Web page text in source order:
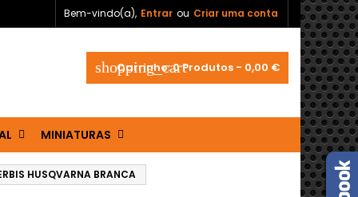
Bem-vindo(a), Entrar ou Criar uma conta
shopping_cart
Carrinho:0Produtos - 0,00 €
MINIATURAS
HUSQVARNA BRANCA